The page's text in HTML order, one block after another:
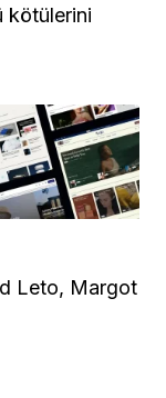
kötülerini
Leto, Margot